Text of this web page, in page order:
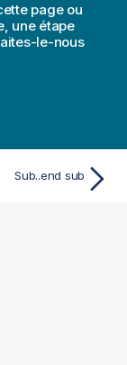
page ou
une étape
le-nous
Sub..end sub